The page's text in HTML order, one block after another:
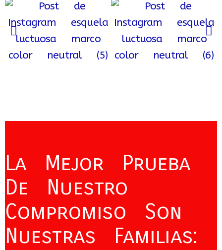
La Mejor Prueba
De Nuestro
Compromiso Son
Nuestras Familias: